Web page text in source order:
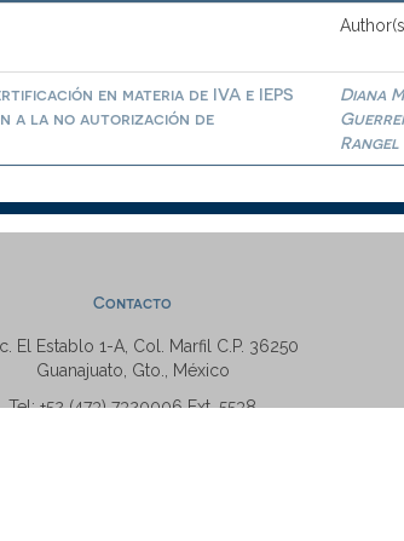
en materia de IVA e IEPS
a la no autorización de
Diana
Rangel
Contacto
El Establo 1-A, Col. Marfil C.P. 36250
Guanajuato, Gto., México
Tel: +52 (473) 7320006 Ext. 5538